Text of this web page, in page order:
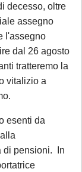
decesso, oltre
assegno
l'assegno
dal 26 agosto
tratteremo la
vitalizio a
esenti da
di pensioni. In